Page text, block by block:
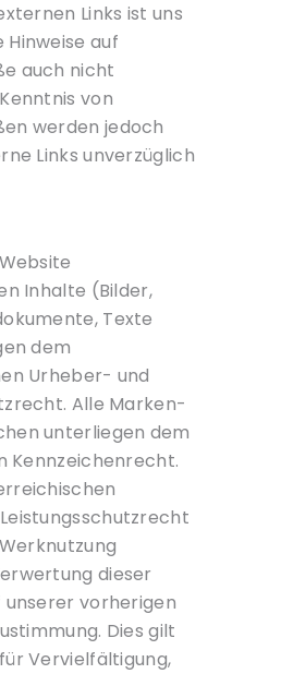
Links ist uns
auf
auch nicht
von
werden jedoch
Links unverzüglich
Inhalte (Bilder,
Texte
dem
Urheber- und
Alle Marken-
unterliegen dem
Kennzeichenrecht.
dieser
vorherigen
Dies gilt
Vervielfältigung,